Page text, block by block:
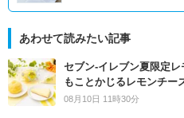
あわせて読みたい記事
セブン‐イレブン夏限定
もことかじるレモンチー
08月10日 11時30分